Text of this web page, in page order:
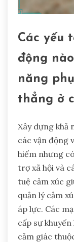
Các yếu
động
năng
thẳng ở
Xây dựng khả
các vận động
hiếm nhưng
trợ xã hội và
tuệ cảm xúc
quản lý cảm
áp lực. Các
cấp sự
cảm giác